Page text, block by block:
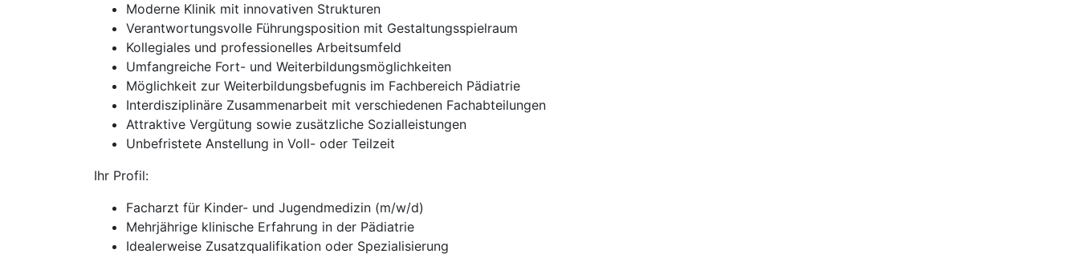
Moderne Klinik mit innovativen Strukturen
Verantwortungsvolle Führungsposition mit Gestaltungsspielraum
Kollegiales und professionelles Arbeitsumfeld
Umfangreiche Fort- und Weiterbildungsmöglichkeiten
Möglichkeit zur Weiterbildungsbefugnis im Fachbereich Pädiatrie
Interdisziplinäre Zusammenarbeit mit verschiedenen Fachabteilungen
Attraktive Vergütung sowie zusätzliche Sozialleistungen
Unbefristete Anstellung in Voll- oder Teilzeit
Ihr Profil:
Facharzt für Kinder- und Jugendmedizin (m/w/d)
Mehrjährige klinische Erfahrung in der Pädiatrie
Idealerweise Zusatzqualifikation oder Spezialisierung